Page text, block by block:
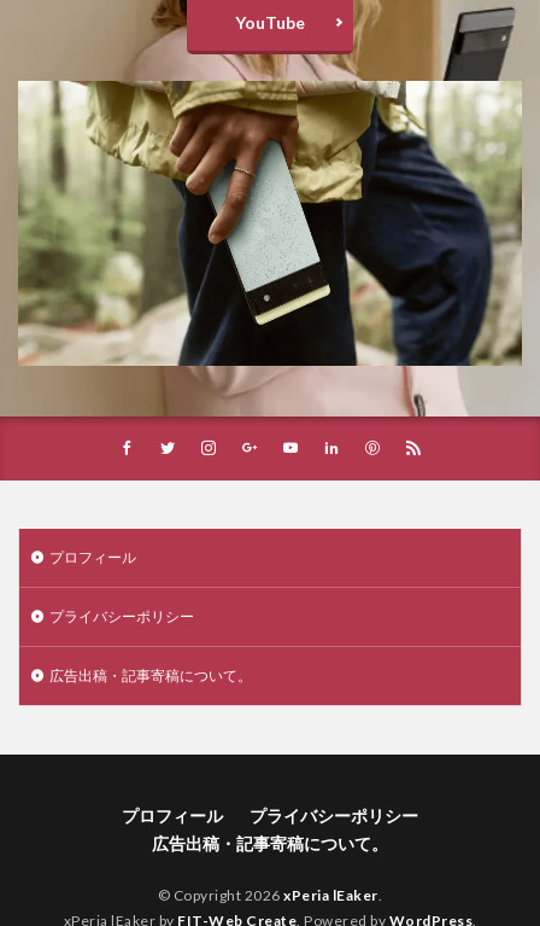
YouTube
プロフィール
プライバシーポリシー
広告出稿・記事寄稿について。
プロフィール
プライバシーポリシー
広告出稿・記事寄稿について。
© Copyright 2026xPeria lEaker
xPeria lEaker by FIT-Web Create . Powered by WordPress